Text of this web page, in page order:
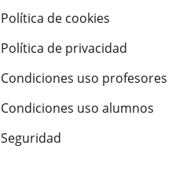
Política de cookies
Política de privacidad
Condiciones uso profesores
Condiciones uso alumnos
Seguridad